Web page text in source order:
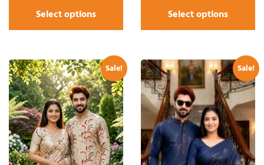
Select options Select options
Sale! Sale!